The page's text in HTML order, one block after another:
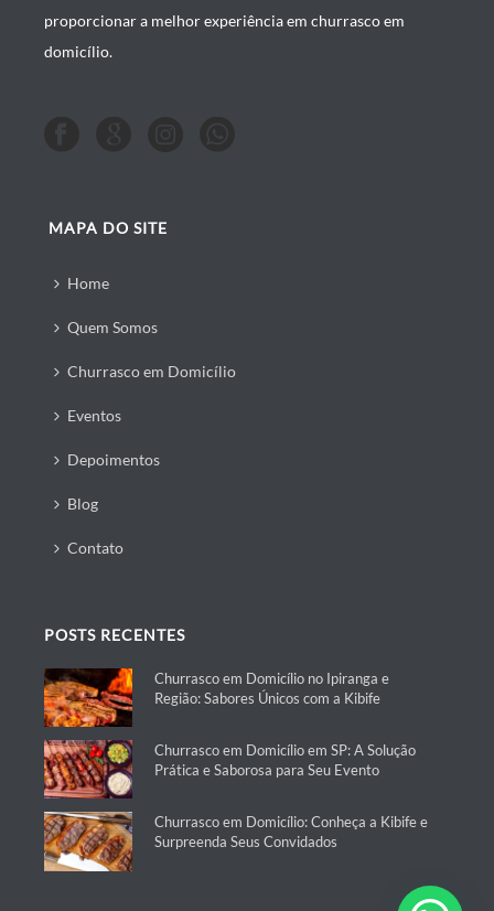
proporcionar a melhor experiência em churrasco em
domicílio.
MAPA DO SITE
Home
Quem Somos
Churrasco em Domicílio
Eventos
Depoimentos
Blog
Contato
POSTS RECENTES
Churrasco em Domicílio no Ipiranga e
Região: Sabores Únicos com a Kibife
Churrasco em Domicílio em SP: A Solução
Prática e Saborosa para Seu Evento
Churrasco em Domicílio: Conheça a Kibife e
Surpreenda Seus Convidados